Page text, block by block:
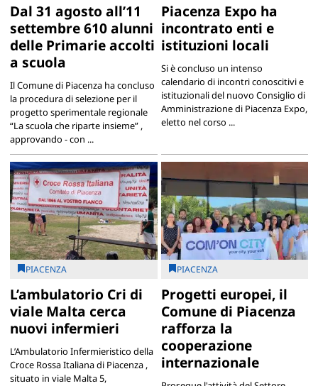
Dal 31 agosto all’11
settembre 610 alunni
delle Primarie accolti
a scuola
Il Comune di Piacenza ha concluso
la procedura di selezione per il
progetto sperimentale regionale
“La scuola che riparte insieme” ,
approvando - con ...
Piacenza Expo ha
incontrato enti e
istituzioni locali
Si è concluso un intenso
calendario di incontri conoscitivi e
istituzionali del nuovo Consiglio di
Amministrazione di Piacenza Expo,
eletto nel corso ...
PIACENZA
L’ambulatorio Cri di
viale Malta cerca
nuovi infermieri
L’Ambulatorio Infermieristico della
Croce Rossa Italiana di Piacenza ,
situato in viale Malta 5,
PIACENZA
Progetti europei, il
Comune di Piacenza
rafforza la
cooperazione
internazionale